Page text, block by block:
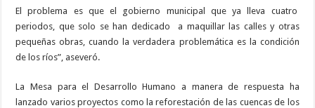
El problema es que el gobierno municipal que ya lleva cuatro
periodos, que solo se han dedicado
a maquillar las calles y otras
pequeñas obras, cuando la verdadera problemática es la condición
de los ríos”, aseveró.
La Mesa para el Desarrollo Humano a manera de respuesta ha
lanzado varios proyectos como la reforestación de las cuencas de los